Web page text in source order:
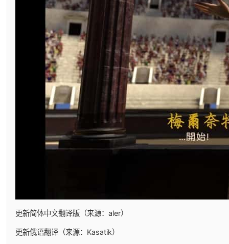
更新简体中文翻译版（来源：aler）
更新俄语翻译（来源：Kasatik）